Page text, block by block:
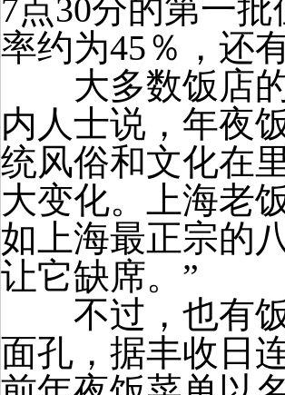
7点30分的第一批
率约为45％，还
大多数饭店的
内人士说，年夜
统风俗和文化在
大变化。上海老
如上海最正宗的
让它缺席。”
不过，也有饭
面孔，据丰收日